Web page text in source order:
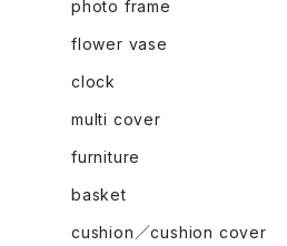
photo frame
flower vase
clock
multi cover
furniture
basket
cushion／cushion cover